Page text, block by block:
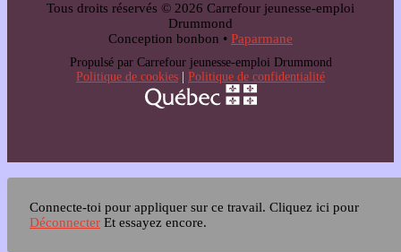
Tous droits réservés © 2026 Carrefour jeunesse-emploi
Drummond
Conception bonbon • Paparmane
Propulsé par Carrefour jeunesse-emploi Drummond
Politique de cookies
Politique de confidentialité
Connecte-toi pour appliquer sur ce travail. Cliquez ici pour
Déconnecter Et essayez encore.